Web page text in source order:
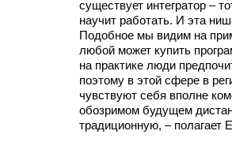
существует интегратор –
научит работать. И эта
Подобное мы видим на
любой может купить
на практике люди
поэтому в этой сфере в
чувствуют себя вполне
обозримом будущем
традиционную, – полагает